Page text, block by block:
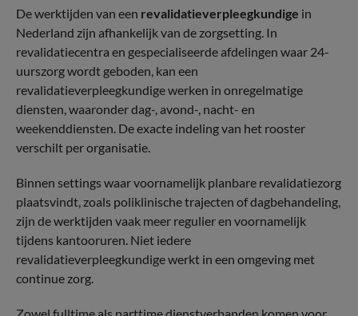
De werktijden van een revalidatieverpleegkundige in
Nederland zijn afhankelijk van de zorgsetting. In
revalidatiecentra en gespecialiseerde afdelingen waar 24-
uurszorg wordt geboden, kan een
revalidatieverpleegkundige werken in onregelmatige
diensten, waaronder dag-, avond-, nacht- en
weekenddiensten. De exacte indeling van het rooster
verschilt per organisatie.
Binnen settings waar voornamelijk planbare revalidatiezorg
plaatsvindt, zoals poliklinische trajecten of dagbehandeling,
zijn de werktijden vaak meer regulier en voornamelijk
tijdens kantooruren. Niet iedere
revalidatieverpleegkundige werkt in een omgeving met
continue zorg.